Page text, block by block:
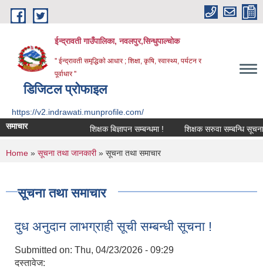
Skip to main content
ईन्द्रावती गाउँपालिका, नवलपुर,सिन्धुपाल्चाेक
'' ईन्द्रावती समृद्धिकाे आधार ; शिक्षा, कृषि, स्वास्थ्य, पर्यटन र
पूर्वाधार ''
डिजिटल प्रोफाइल
https://v2.indrawati.munprofile.com/
समाचार
शिक्षक बिज्ञापन सम्बन्धमा ! शिक्षक सरुवा सम्बन्धि सूचना !
You are here
Home » सूचना तथा जानकारी» सूचना तथा समाचार
सूचना तथा समाचार
दुध अनुदान लाभग्राही सूची सम्बन्धी सूचना !
Submitted on: Thu, 04/23/2026 - 09:29
दस्तावेज: